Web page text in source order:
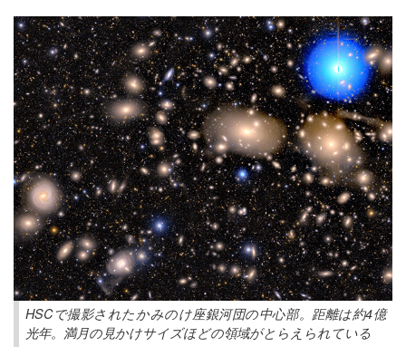
HSCで撮影されたかみのけ座銀河団の中心部。距離は約4億
光年。満月の見かけサイズほどの領域がとらえられている